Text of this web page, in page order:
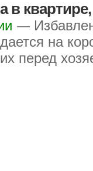
в
—
на
перед